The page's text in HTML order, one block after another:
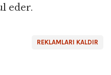
eder.
REKLAMLARI KALDIR